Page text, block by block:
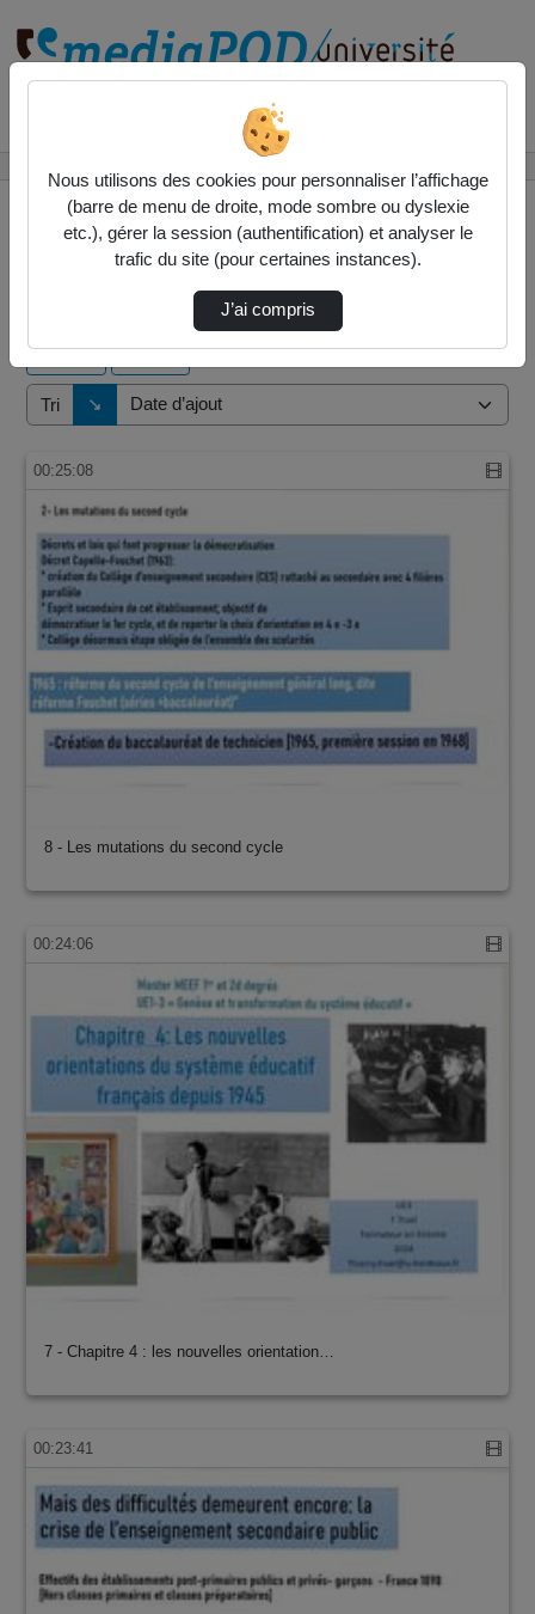
8 vidéos trouvées
Tri ↘
Direction de tri
00:25:08
8 - Les mutations du second cycle
00:24:06
7 - Chapitre 4 : les nouvelles orientation…
00:23:41
Nous utilisons des cookies pour personnaliser l’affichage
(barre de menu de droite, mode sombre ou dyslexie
etc.), gérer la session (authentification) et analyser le
trafic du site (pour certaines instances).
J’ai compris